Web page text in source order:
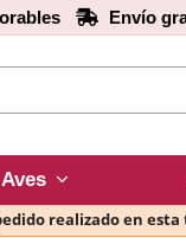
Envío
Aves
realizado en